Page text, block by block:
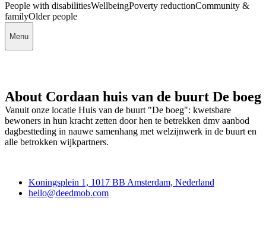
People with disabilitiesWellbeingPoverty reductionCommunity &
familyOlder people
Menu
About Cordaan huis van de buurt De boeg
Vanuit onze locatie Huis van de buurt "De boeg": kwetsbare
bewoners in hun kracht zetten door hen te betrekken dmv aanbod
dagbestteding in nauwe samenhang met welzijnwerk in de buurt en
alle betrokken wijkpartners.
Koningsplein 1, 1017 BB Amsterdam, Nederland
hello@deedmob.com